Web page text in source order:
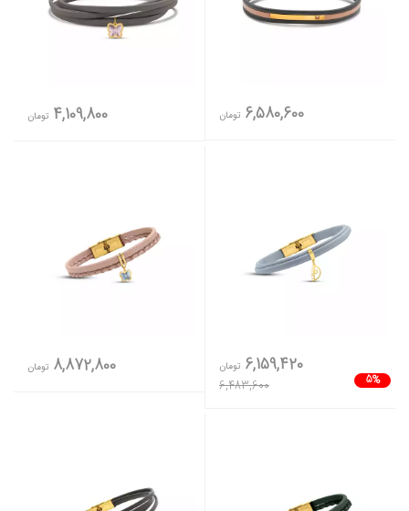
6,580,600 تومان 4,109,800 تومان
5%
6,159,420 تومان
6,483,600
8,872,800 تومان